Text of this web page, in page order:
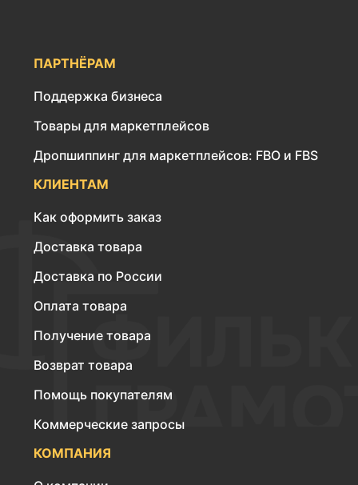
ПАРТНЁРАМ
Поддержка бизнеса
Товары для маркетплейсов
Дропшиппинг для маркетплейсов: FBO и FBS
КЛИЕНТАМ
Как оформить заказ
Доставка товара
Доставка по России
Оплата товара
Получение товара
Возврат товара
Помощь покупателям
Коммерческие запросы
КОМПАНИЯ